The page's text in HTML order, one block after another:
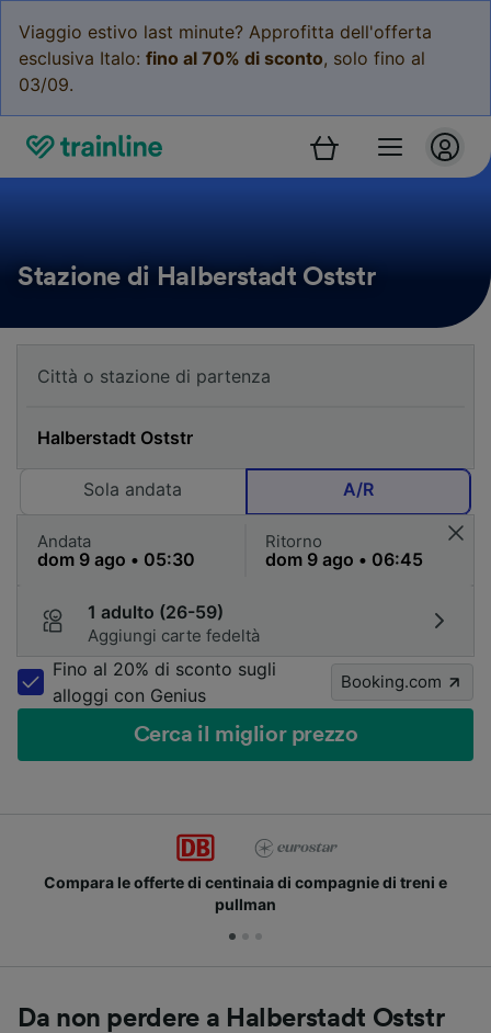
Viaggio estivo last minute? Approfitta dell'offerta
esclusiva Italo: fino al 70% di sconto, solo fino al
03/09.
Stazione di Halberstadt Oststr
Sola andata A/R
Andata Ritorno
1 adulto (26-59)
Aggiungi carte fedeltà
Fino al 20% di sconto sugli
alloggi con Genius
Booking.com
Cerca il miglior prezzo
Unisciti ai milioni di utenti che usano già Trainline
Da non perdere a Halberstadt Oststr